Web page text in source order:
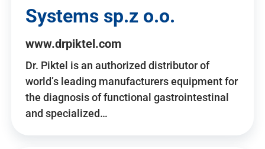
Systems sp.z o.o.
www.drpiktel.com
Dr. Piktel is an authorized distributor of
world’s leading manufacturers equipment for
the diagnosis of functional gastrointestinal
and specialized…